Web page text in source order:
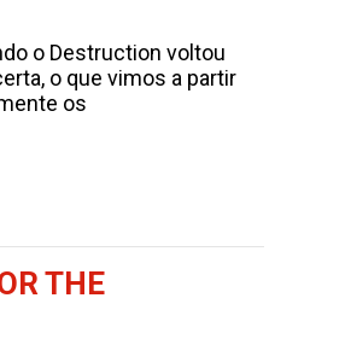
o Destruction voltou
o que vimos a partir
os
THE